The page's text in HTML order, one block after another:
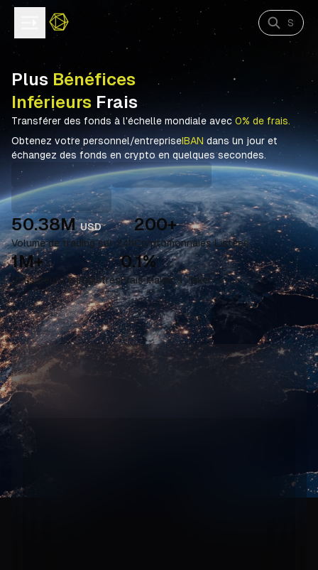
Plus Bénéfices
Inférieurs Frais
Transférer des fonds à l'échelle mondiale avec 0% de frais.
Obtenez votre personnel/entrepriseIBAN dans un jour et
échangez des fonds en crypto en quelques secondes.
50.38M USD
Volume de trading sur 24h
200+
Cryptomonnaies Listées
1M+
Utilisateurs enregistrés
0.1%
Frais Maker & Taker